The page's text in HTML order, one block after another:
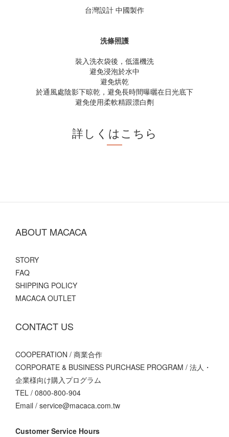
台灣設計 中國製作
洗條照護
裝入洗衣袋後，低溫機洗
避免浸泡於水中
避免烘乾
於通風處陰影下晾乾，避免長時間曝曬在日光底下
避免使用柔軟精跟漂白劑
詳しくはこちら
ABOUT MACACA
STORY
FAQ
SHIPPING POLICY
MACACA OUTLET
CONTACT US
COOPERATION / 商業合作
CORPORATE & BUSINESS PURCHASE PROGRAM / 法人・
企業様向け購入プログラム
TEL / 0800-800-904
Email / service@macaca.com.tw
Customer Service Hours